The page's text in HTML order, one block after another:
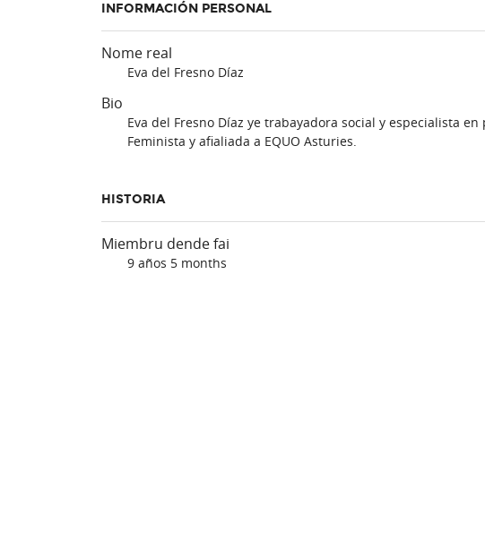
INFORMACIÓN PERSONAL
Nome real
Eva del Fresno Díaz
Bio
Eva del Fresno Díaz ye trabayadora social y especialista
Feminista y afialiada a EQUO Asturies.
HISTORIA
Miembru dende fai
9 años 5 months